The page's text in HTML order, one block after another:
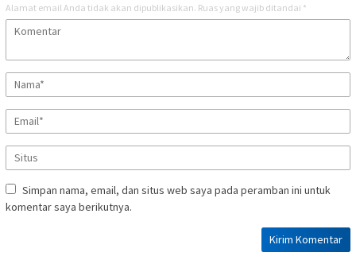
Alamat email Anda tidak akan dipublikasikan. Ruas yang wajib ditandai *
Simpan nama, email, dan situs web saya pada peramban ini untuk
komentar saya berikutnya.